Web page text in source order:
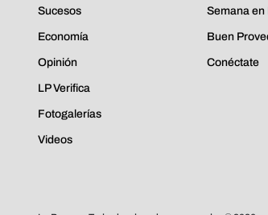
Sucesos
Economía
Opinión
LP Verifica
Fotogalerías
Videos
Semana en
Buen
Conéctate